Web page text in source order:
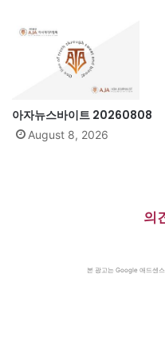
아자뉴스바이트 20260808
August 8, 2026
의
본 광고는 Google 애드센